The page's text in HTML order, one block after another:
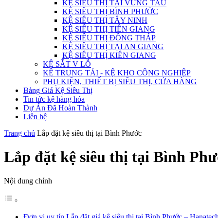
KỆ SIÊU THỊ TẠI VŨNG TÀU
KỆ SIÊU THỊ BÌNH PHƯỚC
KỆ SIÊU THỊ TÂY NINH
KỆ SIÊU THỊ TIỀN GIANG
KỆ SIÊU THỊ ĐỒNG THÁP
KỆ SIÊU THỊ TẠI AN GIANG
KỆ SIÊU THỊ KIÊN GIANG
KỆ SẮT V LỖ
KỆ TRUNG TẢI - KỆ KHO CÔNG NGHIỆP
PHỤ KIỆN, THIẾT BỊ SIÊU THỊ, CỬA HÀNG
Bảng Giá Kệ Siêu Thị
Tin tức kệ hàng hóa
Dự Án Đã Hoàn Thành
Liên hệ
Trang chủ Lắp đặt kệ siêu thị tại Bình Phước
Lắp đặt kệ siêu thị tại Bình
Nội dung chính